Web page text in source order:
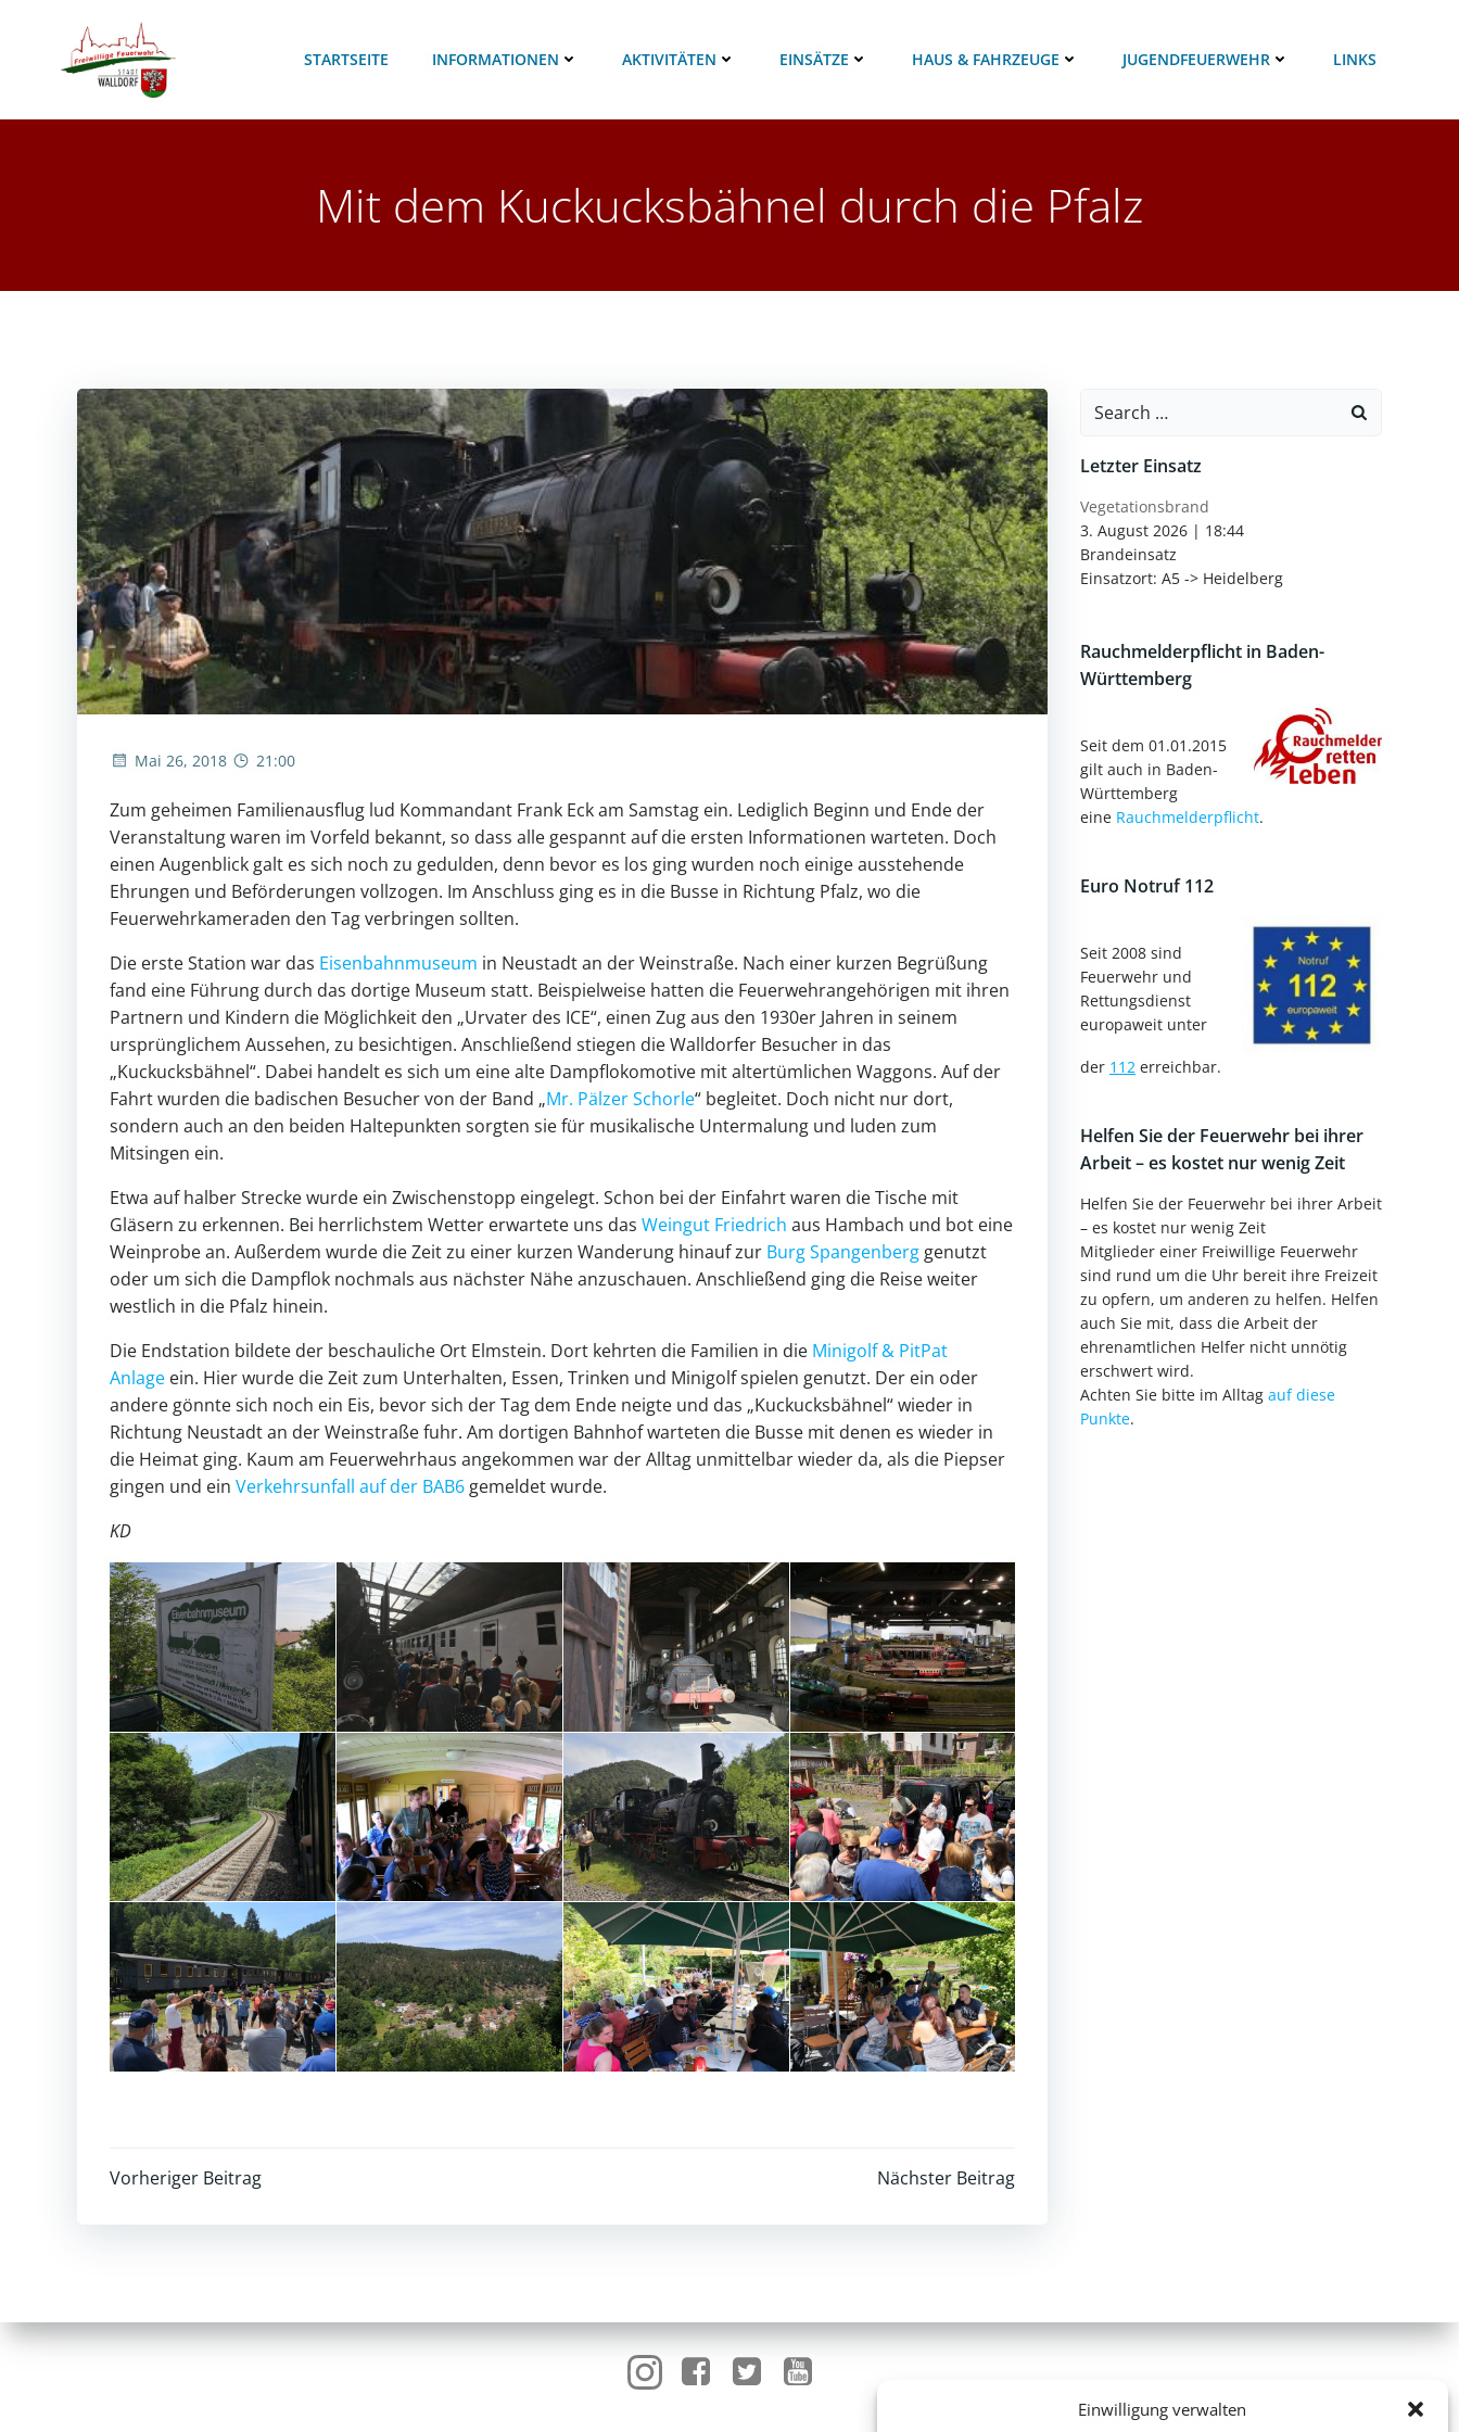
Einwilligung verwalten
springen
STARTSEITE INFORMATIONEN AKTIVITÄTEN EINSÄTZE HAUS & FAHRZEUGE JUGENDFEUERWEHR LINKS
Mit dem Kuckucksbähnel durch die Pfalz
Mai 26, 2018 21:00
Zum geheimen Familienausflug lud Kommandant Frank Eck am Samstag ein. Lediglich Beginn und Ende der
Veranstaltung waren im Vorfeld bekannt, so dass alle gespannt auf die ersten Informationen warteten. Doch
einen Augenblick galt es sich noch zu gedulden, denn bevor es los ging wurden noch einige ausstehende
Ehrungen und Beförderungen vollzogen. Im Anschluss ging es in die Busse in Richtung Pfalz, wo die
Feuerwehrkameraden den Tag verbringen sollten.
Die erste Station war das Eisenbahnmuseum in Neustadt an der Weinstraße. Nach einer kurzen Begrüßung
fand eine Führung durch das dortige Museum statt. Beispielweise hatten die Feuerwehrangehörigen mit ihren
Partnern und Kindern die Möglichkeit den „Urvater des ICE“, einen Zug aus den 1930er Jahren in seinem
ursprünglichem Aussehen, zu besichtigen. Anschließend stiegen die Walldorfer Besucher in das
„Kuckucksbähnel“. Dabei handelt es sich um eine alte Dampflokomotive mit altertümlichen Waggons. Auf der
Fahrt wurden die badischen Besucher von der Band „Mr. Pälzer Schorle“ begleitet. Doch nicht nur dort,
sondern auch an den beiden Haltepunkten sorgten sie für musikalische Untermalung und luden zum
Mitsingen ein.
Etwa auf halber Strecke wurde ein Zwischenstopp eingelegt. Schon bei der Einfahrt waren die Tische mit
Gläsern zu erkennen. Bei herrlichstem Wetter erwartete uns das Weingut Friedrich aus Hambach und bot eine
Weinprobe an. Außerdem wurde die Zeit zu einer kurzen Wanderung hinauf zur Burg Spangenberg genutzt
oder um sich die Dampflok nochmals aus nächster Nähe anzuschauen. Anschließend ging die Reise weiter
westlich in die Pfalz hinein.
Die Endstation bildete der beschauliche Ort Elmstein. Dort kehrten die Familien in die Minigolf & PitPat
Anlage ein. Hier wurde die Zeit zum Unterhalten, Essen, Trinken und Minigolf spielen genutzt. Der ein oder
andere gönnte sich noch ein Eis, bevor sich der Tag dem Ende neigte und das „Kuckucksbähnel“ wieder in
Richtung Neustadt an der Weinstraße fuhr. Am dortigen Bahnhof warteten die Busse mit denen es wieder in
die Heimat ging. Kaum am Feuerwehrhaus angekommen war der Alltag unmittelbar wieder da, als die Piepser
gingen und ein Verkehrsunfall auf der BAB6 gemeldet wurde.
KD
Post
navigation
Vorheriger Beitrag
navigation
Nächster Beitrag
Search
Letzter Einsatz
Vegetationsbrand
3. August 2026 | 18:44
Brandeinsatz
Einsatzort: A5 -> Heidelberg
Rauchmelderpflicht in Baden-
Württemberg
Seit dem 01.01.2015
gilt auch in Baden-
Württemberg
eine Rauchmelderpflicht.
Euro Notruf 112
Seit 2008 sind
Feuerwehr und
Rettungsdienst
europaweit unter
der 112 erreichbar.
Helfen Sie der Feuerwehr bei ihrer
Arbeit – es kostet nur wenig Zeit
Helfen Sie der Feuerwehr bei ihrer Arbeit
– es kostet nur wenig Zeit
Mitglieder einer Freiwillige Feuerwehr
sind rund um die Uhr bereit ihre Freizeit
zu opfern, um anderen zu helfen. Helfen
auch Sie mit, dass die Arbeit der
ehrenamtlichen Helfer nicht unnötig
erschwert wird.
Achten Sie bitte im Alltag auf diese
Punkte.